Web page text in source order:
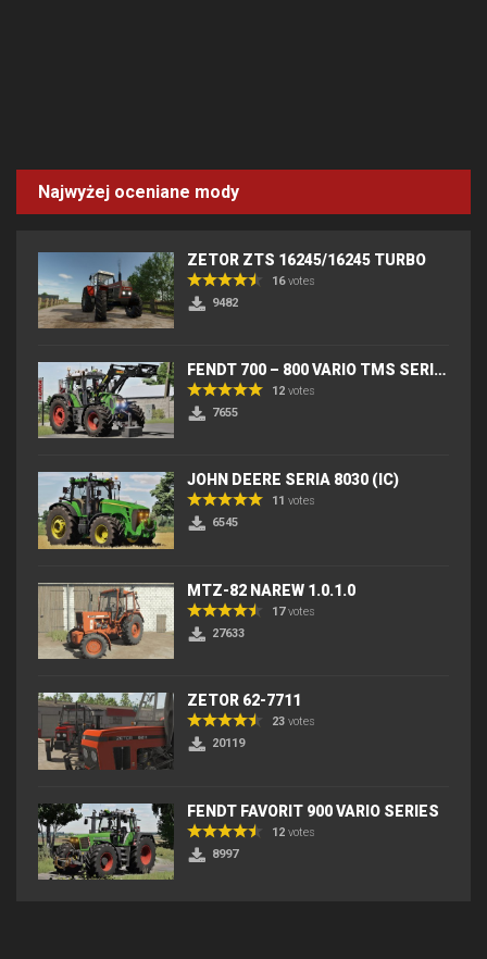
Najwyżej oceniane mody
ZETOR ZTS 16245/16245 TURBO
16votes
9482
FENDT 700 – 800 VARIO TMS SERIES (IC) V2
12 votes
7655
JOHN DEERE SERIA 8030 (IC)
11 votes
6545
MTZ-82 NAREW 1.0.1.0
17votes
27633
ZETOR 62-7711
23 votes
20119
FENDT FAVORIT 900 VARIO SERIES
12 votes
8997